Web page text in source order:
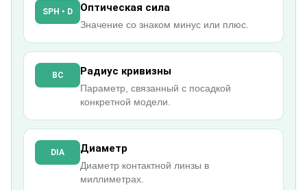
SPH • D Оптическая сила
Значение со знаком минус или плюс.
BC Радиус кривизны
Параметр, связанный с посадкой
конкретной модели.
DIA Диаметр
Диаметр контактной линзы в
миллиметрах.